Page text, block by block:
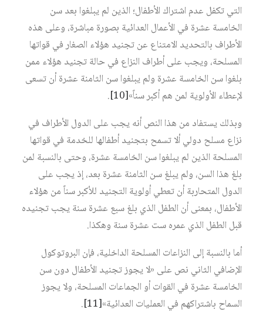
التي تكفل عدم اشتراك الأطفال؛ الذين لم يبلغوا بعد سن
الخامسة عشرة في الأعمال العدائية بصورة مباشرة، وعلى هذه
الأطراف بالتحديد الامتناع عن تجنيد هؤلاء الصغار في قواتها
المسلحة، ويجب على أطراف النزاع في حالة تجنيد هؤلاء ممن
بلغوا سن الخامسة عشرة ولم يبلغوا سن الثامنة عشرة أن تسعى
لإعطاء الأولوية لمن هم أكبر سناً»[10]
.
وبذلك يستفاد من هذا النص أنه يجب على الدول الأطراف في
نزاع مسلح دولي ألا تسمح بتجنيد أطفالها للخدمة في قواتها
المسلحة الذين لم يبلغوا سن الخامسة عشرة، وحتى بالنسبة لمن
بلغ هذا السن، ولم يبلغ سن الثامنة عشرة بعد، إذ يجب على
الدول المتحاربة أن تعطي أولوية التجنيد للأكبر سناً من هؤلاء
الأطفال، بمعنى أن الطفل الذي بلغ سبع عشرة سنة يجب تجنيده
قبل الطفل الذي عمره ست عشرة سنة وهكذا.
أما بالنسبة إلى النزاعات المسلحة الداخلية، فإن البروتوكول
الإضافي الثاني نص على «لا يجوز تجنيد الأطفال دون سن
الخامسة عشرة في القوات أو الجماعات المسلحة، ولا يجوز
السماح باشتراكهم في العمليات العدائية»[11]
.